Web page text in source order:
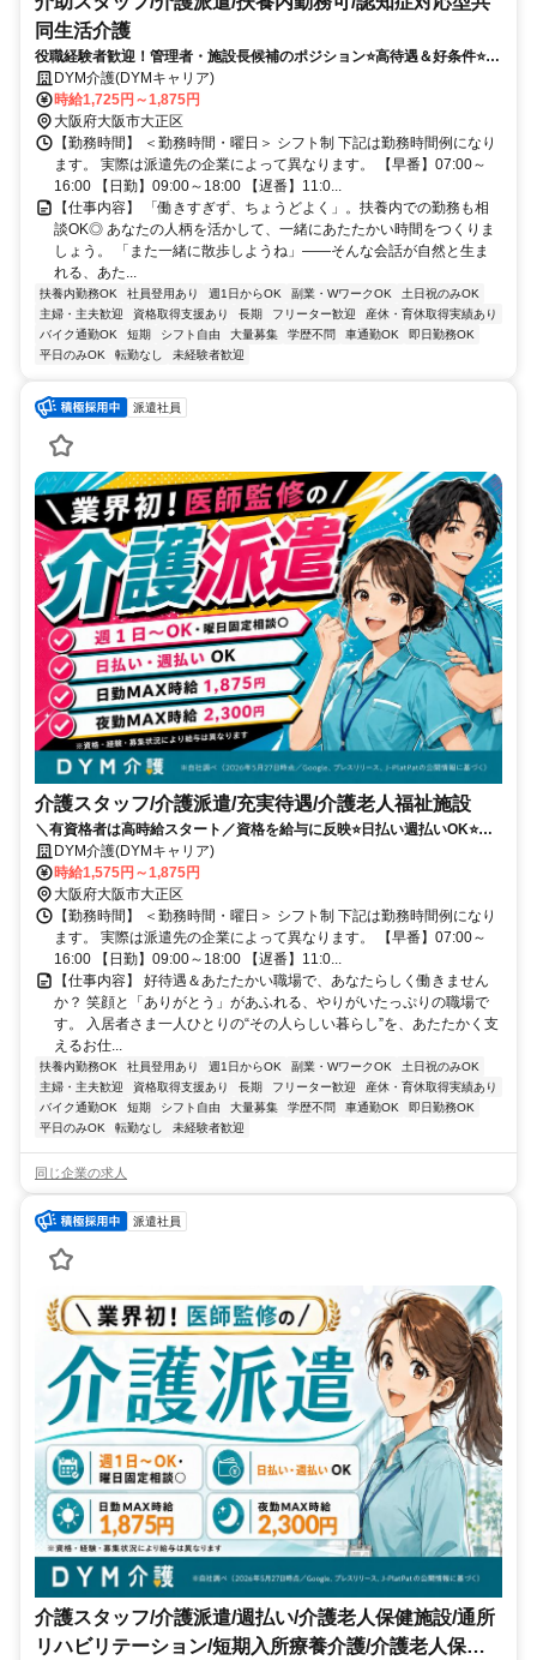
同生活介護
役職経験者歓迎！管理者・施設長候補のポジション⭐️高待遇＆好条件⭐️キ
ャリアアップ応援✨
DYM介護(DYMキャリア)
時給1,725円～1,875円
大阪府大阪市大正区
【勤務時間】 ＜勤務時間・曜日＞ シフト制 下記は勤務時間例になり
ます。 実際は派遣先の企業によって異なります。 【早番】07:00～
16:00 【日勤】09:00～18:00 【遅番】11:0...
【仕事内容】 「働きすぎず、ちょうどよく」。扶養内での勤務も相
談OK◎ あなたの人柄を活かして、一緒にあたたかい時間をつくりま
しょう。 「また一緒に散歩しようね」――そんな会話が自然と生ま
れる、あた...
扶養内勤務OK 社員登用あり 週1日からOK 副業・WワークOK
土日祝のみOK
主婦・主夫歓迎
資格取得支援あり 長期 フリーター歓迎
産休・育休取得実績あり
バイク通勤OK
短期 シフト自由 大量募集 学歴不問 車通勤OK
即日勤務OK
平日のみOK
転勤なし 未経験者歓迎
派遣社員
介護スタッフ/介護派遣/充実待遇/介護老人福祉施設
＼有資格者は高時給スタート／資格を給与に反映⭐️日払い週払いOK⭐️車
通勤可＆希望シフト柔軟✨
DYM介護(DYMキャリア)
時給1,575円～1,875円
大阪府大阪市大正区
【勤務時間】 ＜勤務時間・曜日＞ シフト制 下記は勤務時間例になり
ます。 実際は派遣先の企業によって異なります。 【早番】07:00～
16:00 【日勤】09:00～18:00 【遅番】11:0...
【仕事内容】 好待遇＆あたたかい職場で、あなたらしく働きません
か？ 笑顔と「ありがとう」があふれる、やりがいたっぷりの職場で
す。 入居者さま一人ひとりの“その人らしい暮らし”を、あたたかく支
えるお仕...
扶養内勤務OK 社員登用あり 週1日からOK 副業・WワークOK
土日祝のみOK
主婦・主夫歓迎
資格取得支援あり 長期 フリーター歓迎
産休・育休取得実績あり
バイク通勤OK
短期 シフト自由 大量募集 学歴不問 車通勤OK
即日勤務OK
平日のみOK
転勤なし 未経験者歓迎
同じ企業の求人
派遣社員
介護スタッフ/介護派遣/週払い/介護老人保健施設/通所
リハビリテーション/短期入所療養介護/介護老人保健